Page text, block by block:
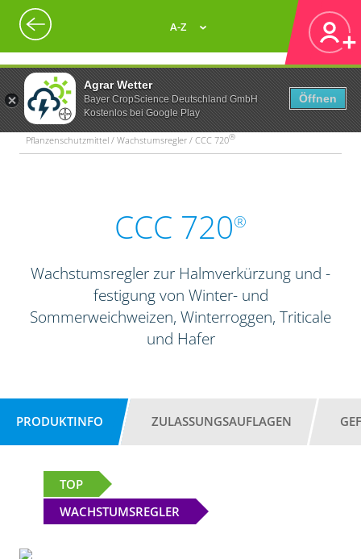
Agrar Wetter
Bayer CropScience Deutschland GmbH
Kostenlos bei Google Play
Öffnen
A-Z
Pflanzenschutzmittel / Wachstumsregler / CCC 720®
CCC 720®
Wachstumsregler zur Halmverkürzung und -
festigung von Winter- und
Sommerweichweizen, Winterroggen, Triticale
und Hafer
PRODUKTINFO ZULASSUNGSAUFLAGEN
TOP
WACHSTUMSREGLER